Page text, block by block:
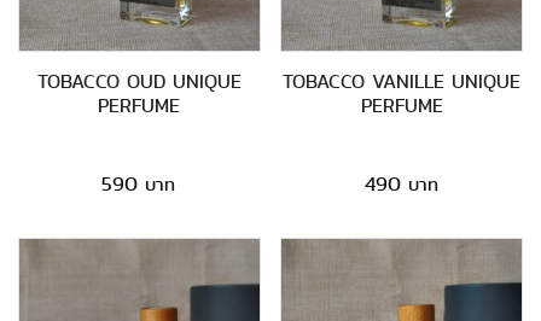
TOBACCO OUD UNIQUE
PERFUME
590
TOBACCO VANILLE UNIQUE
PERFUME
490